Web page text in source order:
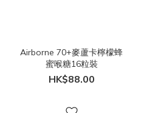
Airborne 70+麥蘆卡檸檬蜂
蜜喉糖16粒裝
HK$88.00